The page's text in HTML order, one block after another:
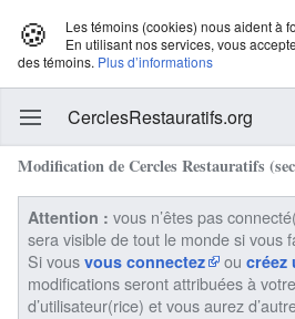
🍪
Les témoins (cookies) nous aident à
En utilisant nos services, vous
des témoins. Plus d’informations
CerclesRestauratifs.org
Modification de Cercles Restauratifs
Attention : vous n’êtes pas
sera visible de tout le monde si vous
Si vous vous connectez ou créez
modifications seront attribuées à
d’utilisateur(rice) et vous aurez